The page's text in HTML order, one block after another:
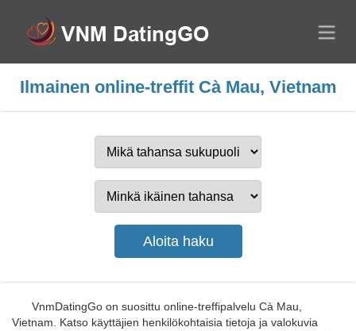
Ilmainen online-treffit Cà Mau, Vietnam
VnmDatingGo on suosittu online-treffipalvelu Cà Mau,
Vietnam. Katso käyttäjien henkilökohtaisia tietoja ja valokuvia